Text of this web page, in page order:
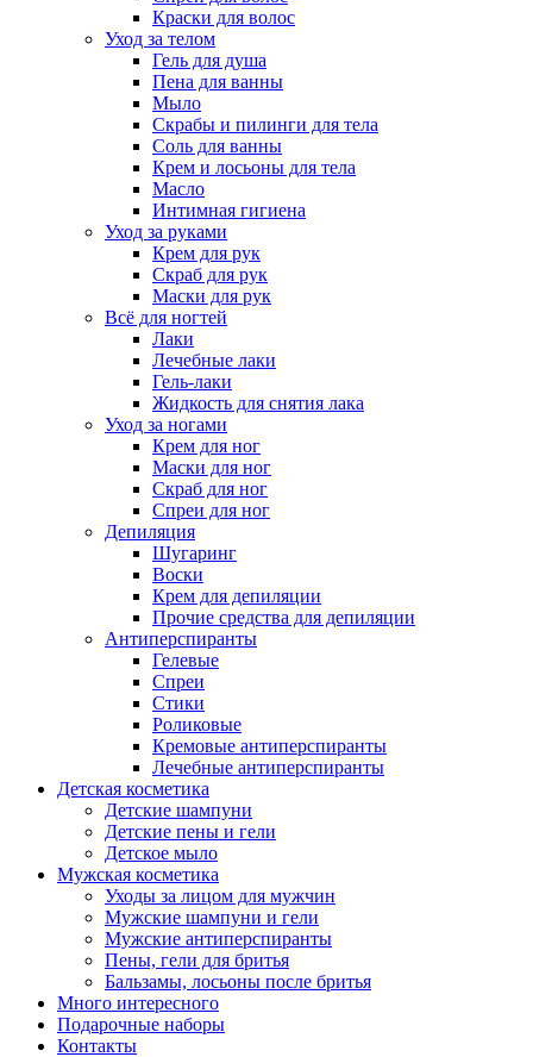
Краски для волос
Уход за телом
Гель для душа
Пена для ванны
Мыло
Скрабы и пилинги для тела
Соль для ванны
Крем и лосьоны для тела
Масло
Интимная гигиена
Уход за руками
Крем для рук
Скраб для рук
Маски для рук
Всё для ногтей
Лаки
Лечебные лаки
Гель-лаки
Жидкость для снятия лака
Уход за ногами
Крем для ног
Маски для ног
Скраб для ног
Спреи для ног
Депиляция
Шугаринг
Воски
Крем для депиляции
Прочие средства для депиляции
Антиперспиранты
Гелевые
Спреи
Стики
Роликовые
Кремовые антиперспиранты
Лечебные антиперспиранты
Детская косметика
Детские шампуни
Детские пены и гели
Детское мыло
Мужская косметика
Уходы за лицом для мужчин
Мужские шампуни и гели
Мужские антиперспиранты
Пены, гели для бритья
Бальзамы, лосьоны после бритья
Много интересного
Подарочные наборы
Контакты